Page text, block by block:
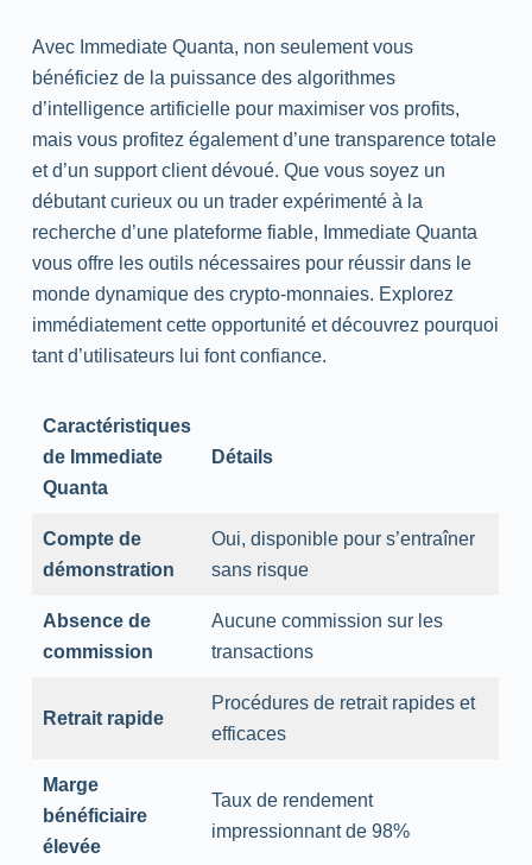
Avec Immediate Quanta, non seulement vous
bénéficiez de la puissance des algorithmes
d’intelligence artificielle pour maximiser vos profits,
mais vous profitez également d’une transparence totale
et d’un support client dévoué. Que vous soyez un
débutant curieux ou un trader expérimenté à la
recherche d’une plateforme fiable, Immediate Quanta
vous offre les outils nécessaires pour réussir dans le
monde dynamique des crypto-monnaies. Explorez
immédiatement cette opportunité et découvrez pourquoi
tant d’utilisateurs lui font confiance.
Caractéristiques
de Immediate
Quanta
Détails
Compte de
démonstration
Oui, disponible pour s’entraîner
sans risque
Absence de
commission
Aucune commission sur les
transactions
Retrait rapide
Procédures de retrait rapides et
efficaces
Marge
bénéficiaire
élevée
Taux de rendement
impressionnant de 98%